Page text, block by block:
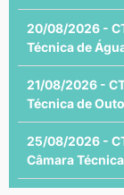
20/08/2026 -
Técnica de
21/08/2026 -
Técnica de
25/08/2026 -
Câmara